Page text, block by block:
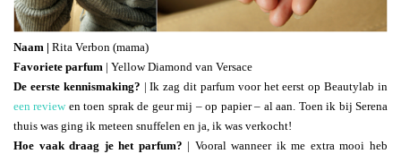
Naam | Rita Verbon (mama)
Favoriete parfum | Yellow Diamond van Versace
De eerste kennismaking? | Ik zag dit parfum voor het eerst op Beautylab in
een reviewen toen sprak de geur mij – op papier – al aan. Toen ik bij Serena
thuis was ging ik meteen snuffelen en ja, ik was verkocht!
Hoe vaak draag je het parfum? | Vooral wanneer ik me extra mooi heb